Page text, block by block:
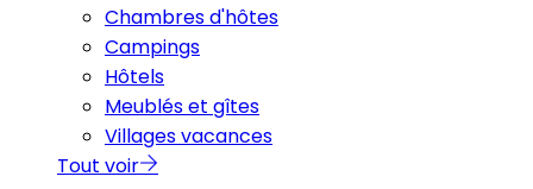
Chambres d'hôtes
Campings
Hôtels
Meublés et gîtes
Villages vacances
Tout voir